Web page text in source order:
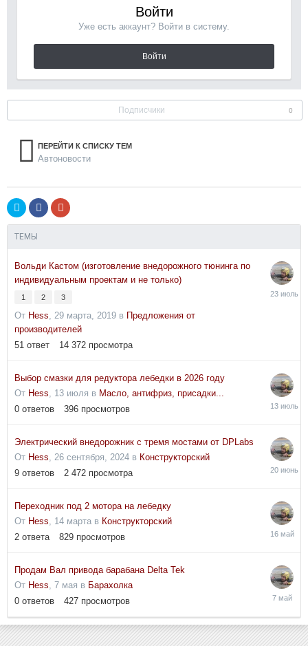
Войти
Уже есть аккаунт? Войти в систему.
Войти
Подписчики 0
ПЕРЕЙТИ К СПИСКУ ТЕМ
Автоновости
ТЕМЫ
Вольди Кастом (изготовление внедорожного тюнинга по
индивидуальным проектам и не только)
1 2 3
От Hess, 29 марта, 2019 в Предложения от
производителей
51 ответ 14 372 просмотра
23
Выбор смазки для редуктора лебедки в 2026 году
От Hess, 13 июля в Масло, антифриз, присадки...
0 ответов 396 просмотров
13
Электрический внедорожник с тремя мостами от DPLabs
От Hess, 26 сентября, 2024 в Конструкторский
9 ответов 2 472 просмотра
20
Переходник под 2 мотора на лебедку
От Hess, 14 марта в Конструкторский
2 ответа 829 просмотров
16
Продам Вал привода барабана Delta Tek
От Hess, 7 мая в Барахолка
0 ответов 427 просмотров
7